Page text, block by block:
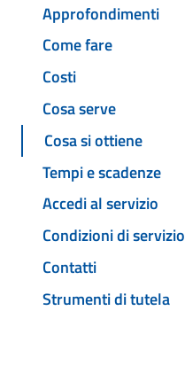
Approfondimenti
Come fare
Costi
Cosa serve
Cosa si ottiene
Tempi e scadenze
Accedi al servizio
Condizioni di servizio
Contatti
Strumenti di tutela